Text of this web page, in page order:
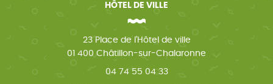
HÔTEL DE VILLE
23 Place de l'Hôtel de ville
01 400 Châtillon-sur-Chalaronne
04 74 55 04 33